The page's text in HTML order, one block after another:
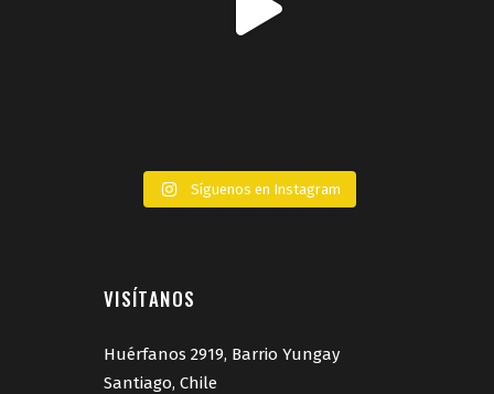
Síguenos en Instagram
VISÍTANOS
Huérfanos 2919, Barrio Yungay
Santiago, Chile